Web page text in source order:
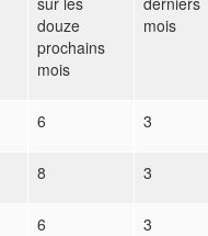
douze
prochains
mois
mois
6 3
8 3
6 3